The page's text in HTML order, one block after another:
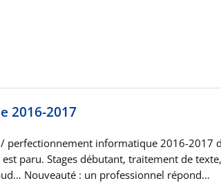
2016-2017
perfectionnement informatique 2016-2017
paru. Stages débutant, traitement de
Nouveauté : un professionnel répond…